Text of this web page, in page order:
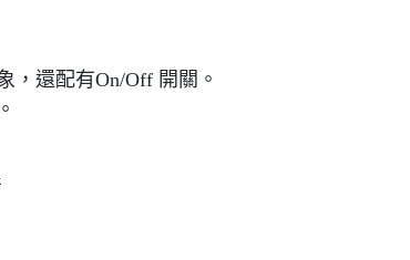
，還配有On/Off 開關。